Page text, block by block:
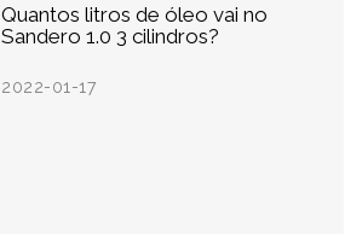
Quantos litros de óleo vai no
Sandero 1.0 3 cilindros?
2022-01-17